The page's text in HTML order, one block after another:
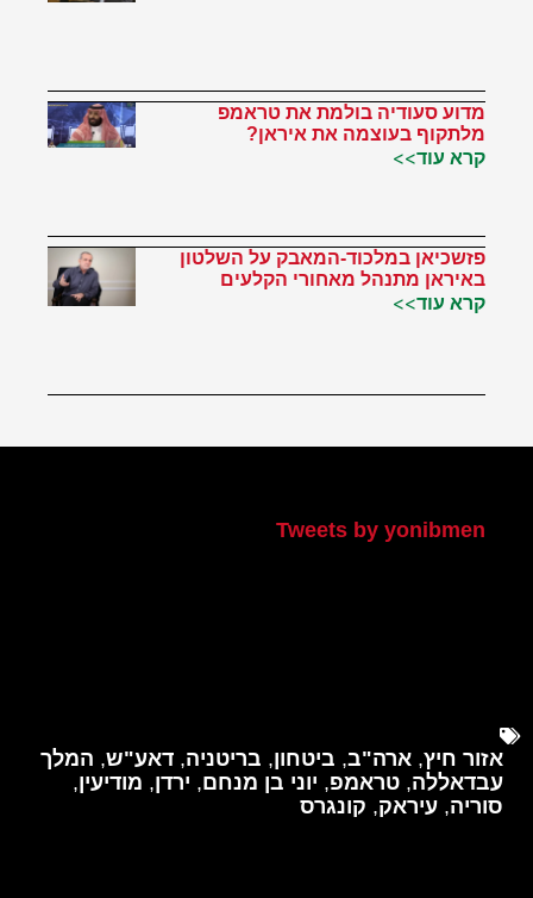
מדוע סעודיה בולמת את טראמפ
מלתקוף בעוצמה את איראן?
קרא עוד>>
פזשכיאן במלכוד-המאבק על השלטון
באיראן מתנהל מאחורי הקלעים
קרא עוד>>
Tweets by yonibmen
אזור חיץ, ארה"ב, ביטחון, בריטניה, דאע"ש, המלך
עבדאללה, טראמפ, יוני בן מנחם, ירדן, מודיעין,
סוריה, עיראק, קונגרס